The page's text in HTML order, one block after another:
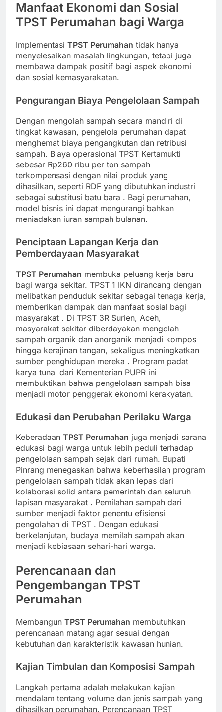
Manfaat Ekonomi dan Sosial
TPST Perumahan bagi Warga
Implementasi TPST Perumahan tidak hanya
menyelesaikan masalah lingkungan, tetapi juga
membawa dampak positif bagi aspek ekonomi
dan sosial kemasyarakatan.
Pengurangan Biaya Pengelolaan Sampah
Dengan mengolah sampah secara mandiri di
tingkat kawasan, pengelola perumahan dapat
menghemat biaya pengangkutan dan retribusi
sampah. Biaya operasional TPST Kertamukti
sebesar Rp260 ribu per ton sampah
terkompensasi dengan nilai produk yang
dihasilkan, seperti RDF yang dibutuhkan industri
sebagai substitusi batu bara . Bagi perumahan,
model bisnis ini dapat mengurangi bahkan
meniadakan iuran sampah bulanan.
Penciptaan Lapangan Kerja dan
Pemberdayaan Masyarakat
TPST Perumahan membuka peluang kerja baru
bagi warga sekitar. TPST 1 IKN dirancang dengan
melibatkan penduduk sekitar sebagai tenaga kerja,
memberikan dampak dan manfaat sosial bagi
masyarakat . Di TPST 3R Surien, Aceh,
masyarakat sekitar diberdayakan mengolah
sampah organik dan anorganik menjadi kompos
hingga kerajinan tangan, sekaligus meningkatkan
sumber penghidupan mereka . Program padat
karya tunai dari Kementerian PUPR ini
membuktikan bahwa pengelolaan sampah bisa
menjadi motor penggerak ekonomi kerakyatan.
Edukasi dan Perubahan Perilaku Warga
Keberadaan TPST Perumahan juga menjadi sarana
edukasi bagi warga untuk lebih peduli terhadap
pengelolaan sampah sejak dari rumah. Bupati
Pinrang menegaskan bahwa keberhasilan program
pengelolaan sampah tidak akan lepas dari
kolaborasi solid antara pemerintah dan seluruh
lapisan masyarakat . Pemilahan sampah dari
sumber menjadi faktor penentu efisiensi
pengolahan di TPST . Dengan edukasi
berkelanjutan, budaya memilah sampah akan
menjadi kebiasaan sehari-hari warga.
Perencanaan dan
Pengembangan TPST
Perumahan
Membangun TPST Perumahan membutuhkan
perencanaan matang agar sesuai dengan
kebutuhan dan karakteristik kawasan hunian.
Kajian Timbulan dan Komposisi Sampah
Langkah pertama adalah melakukan kajian
mendalam tentang volume dan jenis sampah yang
dihasilkan perumahan. Perencanaan TPST